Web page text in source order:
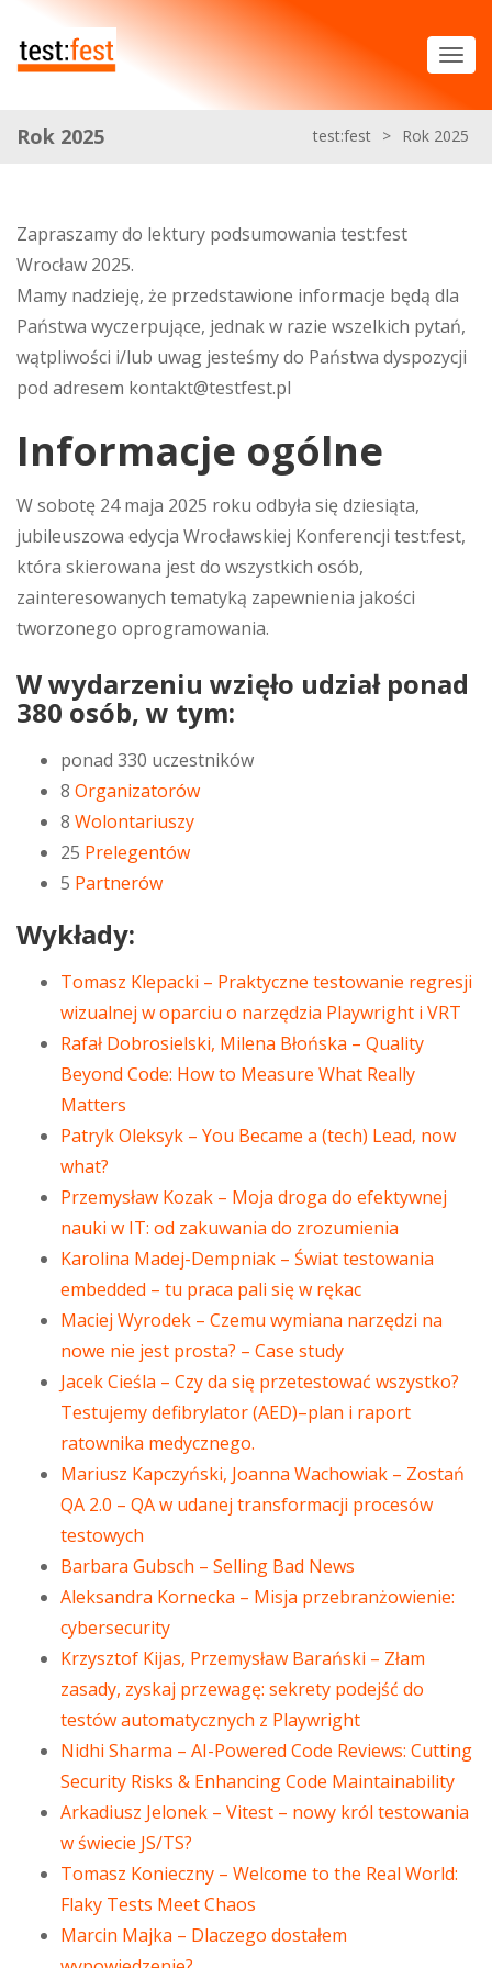
Rok 2025 test:fest > Rok 2025
Zapraszamy do lektury podsumowania test:fest
Wrocław 2025.
Mamy nadzieję, że przedstawione informacje będą dla
Państwa wyczerpujące, jednak w razie wszelkich pytań,
wątpliwości i/lub uwag jesteśmy do Państwa dyspozycji
pod adresem kontakt@testfest.pl
Informacje ogólne
W sobotę 24 maja 2025 roku odbyła się dziesiąta,
jubileuszowa edycja Wrocławskiej Konferencji test:fest,
która skierowana jest do wszystkich osób,
zainteresowanych tematyką zapewnienia jakości
tworzonego oprogramowania.
W wydarzeniu wzięło udział ponad
380 osób, w tym:
ponad 330 uczestników
8 Organizatorów
8 Wolontariuszy
25 Prelegentów
5 Partnerów
Wykłady:
Tomasz Klepacki – Praktyczne testowanie regresji
wizualnej w oparciu o narzędzia Playwright i VRT
Rafał Dobrosielski, Milena Błońska – Quality
Beyond Code: How to Measure What Really
Matters
Patryk Oleksyk – You Became a (tech) Lead, now
what?
Przemysław Kozak – Moja droga do efektywnej
nauki w IT: od zakuwania do zrozumienia
Karolina Madej-Dempniak – Świat testowania
embedded – tu praca pali się w rękac
Maciej Wyrodek – Czemu wymiana narzędzi na
nowe nie jest prosta? – Case study
Jacek Cieśla – Czy da się przetestować wszystko?
Testujemy defibrylator (AED)–plan i raport
ratownika medycznego.
Mariusz Kapczyński, Joanna Wachowiak – Zostań
QA 2.0 – QA w udanej transformacji procesów
testowych
Barbara Gubsch – Selling Bad News
Aleksandra Kornecka – Misja przebranżowienie:
cybersecurity
Krzysztof Kijas, Przemysław Barański – Złam
zasady, zyskaj przewagę: sekrety podejść do
testów automatycznych z Playwright
Nidhi Sharma – AI-Powered Code Reviews: Cutting
Security Risks & Enhancing Code Maintainability
Arkadiusz Jelonek – Vitest – nowy król testowania
w świecie JS/TS?
Tomasz Konieczny – Welcome to the Real World:
Flaky Tests Meet Chaos
Marcin Majka – Dlaczego dostałem